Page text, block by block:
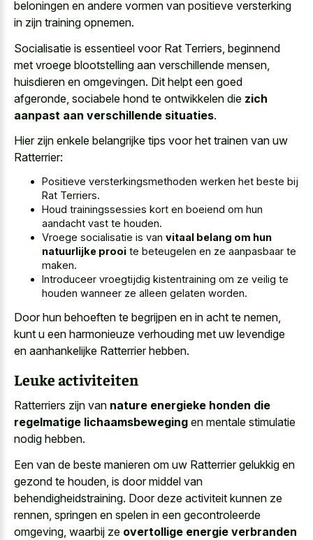
beloningen en andere vormen van positieve versterking
in zijn training opnemen.
Socialisatie is essentieel voor Rat Terriers, beginnend
met vroege blootstelling aan verschillende mensen,
huisdieren en omgevingen. Dit helpt een goed
afgeronde, sociabele hond te ontwikkelen die zich
aanpast aan verschillende situaties.
Hier zijn enkele belangrijke tips voor het trainen van uw
Ratterrier:
Positieve versterkingsmethoden werken het beste bij
Rat Terriers.
Houd trainingssessies kort en boeiend om hun
aandacht vast te houden.
Vroege socialisatie is van vitaal belang om hun
natuurlijke prooi te beteugelen en ze aanpasbaar te
maken.
Introduceer vroegtijdig kistentraining om ze veilig te
houden wanneer ze alleen gelaten worden.
Door hun behoeften te begrijpen en in acht te nemen,
kunt u een harmonieuze verhouding met uw levendige
en aanhankelijke Ratterrier hebben.
Leuke activiteiten
Ratterriers zijn van nature energieke honden die
regelmatige lichaamsbeweging en mentale stimulatie
nodig hebben.
Een van de beste manieren om uw Ratterrier gelukkig en
gezond te houden, is door middel van
behendigheidstraining. Door deze activiteit kunnen ze
rennen, springen en spelen in een gecontroleerde
omgeving, waarbij ze overtollige energie verbranden